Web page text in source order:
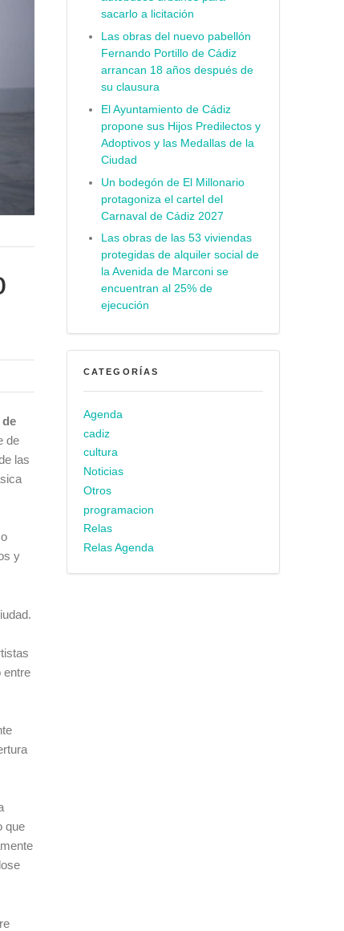
de
de
las
y
entre
que
sacarlo a licitación
Las obras del nuevo pabellón
Fernando Portillo de Cádiz
arrancan 18 años después de
su clausura
El Ayuntamiento de Cádiz
propone sus Hijos Predilectos y
Adoptivos y las Medallas de la
Ciudad
Un bodegón de El Millonario
protagoniza el cartel del
Carnaval de Cádiz 2027
Las obras de las 53 viviendas
protegidas de alquiler social de
la Avenida de Marconi se
encuentran al 25% de
ejecución
CATEGORÍAS
Agenda
cadiz
cultura
Noticias
Otros
programacion
Relas
Relas Agenda